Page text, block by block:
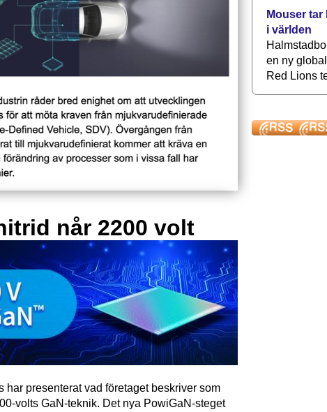
når 2200 volt
har presenterat vad företaget beskriver som
volts GaN-teknik. Det nya PowiGaN-steget
Mouser tar
i världen
en ny
Red Lions